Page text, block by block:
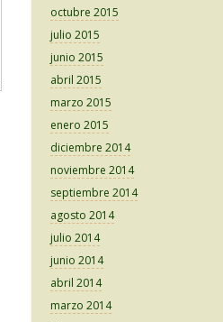
octubre 2015
julio 2015
junio 2015
abril 2015
marzo 2015
enero 2015
diciembre 2014
noviembre 2014
septiembre 2014
agosto 2014
julio 2014
junio 2014
abril 2014
marzo 2014